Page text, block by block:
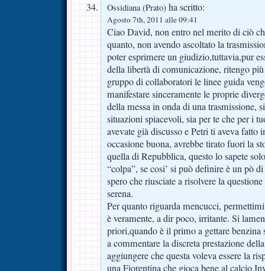
Ossidiana (Prato) ha scritto:
Agosto 7th, 2011 alle 09:41
Ciao David, non entro nel merito di ciò
quanto, non avendo ascoltato la
poter esprimere un giudizio,tuttavia,pur
della libertà di comunicazione, ritengo
gruppo di collaboratori le linee guida
manifestare sinceramente le proprie
della messa in onda di una trasmissione,
situazioni spiacevoli, sia per te che per i
avevate già discusso e Petri ti aveva fatto
occasione buona, avrebbe tirato fuori la
quella di Repubblica, questo lo sapete
“colpa”, se cosi’ si può definire è un pò
spero che riusciate a risolvere la
serena.
Per quanto riguarda mencucci,
è veramente, a dir poco, irritante. Si
priori,quando è il primo a gettare
a commentare la discreta prestazione
aggiungere che questa voleva essere la
una Fiorentina che gioca bene al